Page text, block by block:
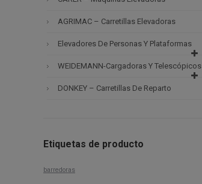
AGRIMAC – Carretillas Elevadoras
Elevadores De Personas Y Plataformas
WEIDEMANN-Cargadoras Y Telescópicos
DONKEY – Carretillas De Reparto
Etiquetas de producto
barredoras